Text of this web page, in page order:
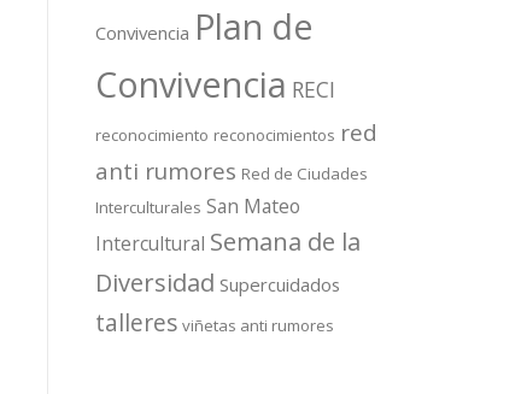
Convivencia Plan de
Convivencia RECI
reconocimiento reconocimientos red
anti rumores Red de Ciudades
Interculturales San Mateo
Intercultural Semana de la
Diversidad Supercuidados
talleres viñetas anti rumores